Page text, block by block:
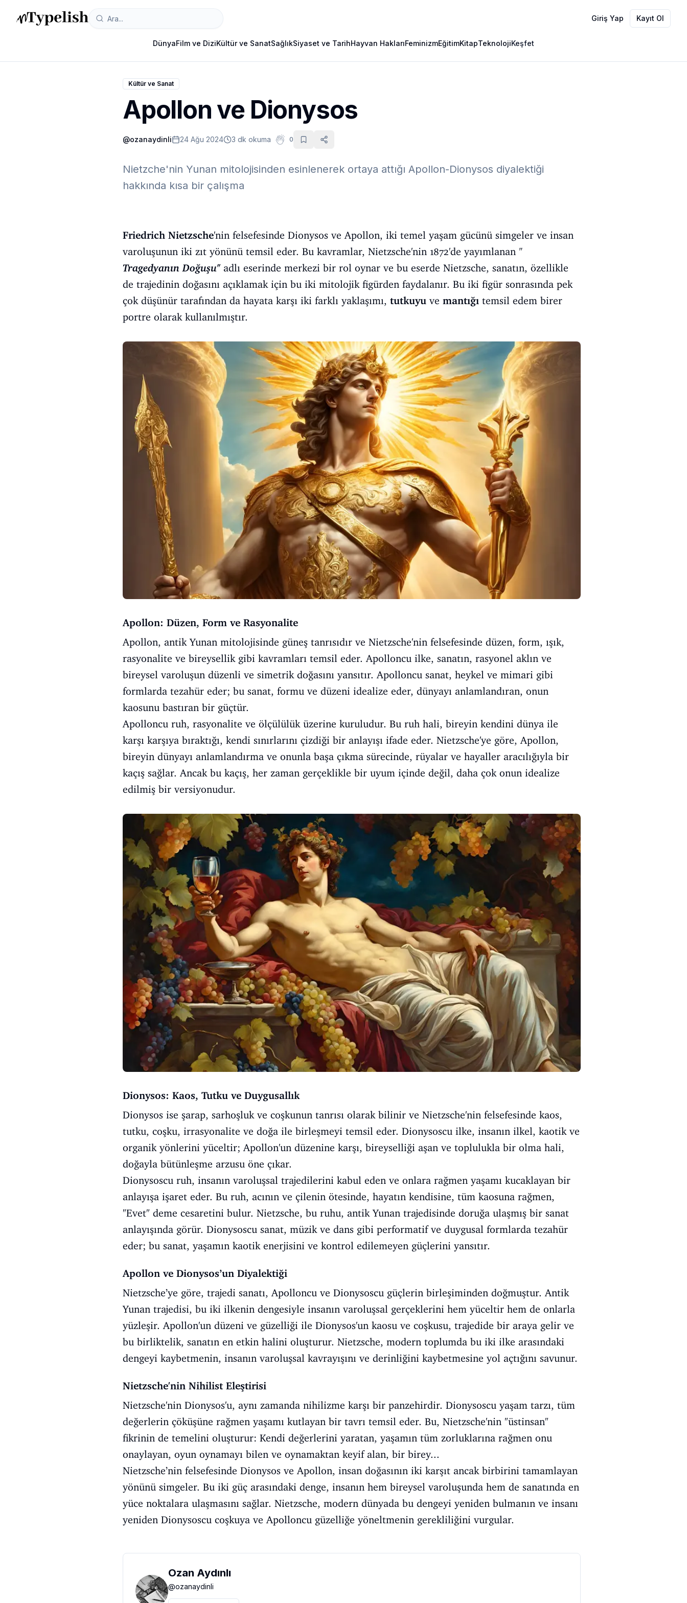
Giriş Yap Kayıt Ol
DünyaFilm ve DiziKültür ve SanatSağlıkSiyaset ve TarihHayvan HaklarıFeminizmEğitimKitapTeknolojiKeşfet
Kültür ve Sanat
Apollon ve Dionysos
@ozanaydinli 24 Ağu 2024 3 dk okuma 0
Nietzche'nin Yunan mitolojisinden esinlenerek ortaya attığı Apollon-Dionysos diyalektiği
hakkında kısa bir çalışma
Friedrich Nietzsche'nin felsefesinde Dionysos ve Apollon, iki temel yaşam gücünü simgeler ve insan
varoluşunun iki zıt yönünü temsil eder. Bu kavramlar, Nietzsche'nin 1872'de yayımlanan "
Tragedyanın Doğuşu"adlı eserinde merkezi bir rol oynar ve bu eserde Nietzsche, sanatın, özellikle
de trajedinin doğasını açıklamak için bu iki mitolojik figürden faydalanır. Bu iki figür sonrasında pek
çok düşünür tarafından da hayata karşı iki farklı yaklaşımı, tutkuyu ve mantığı temsil edem birer
portre olarak kullanılmıştır.
Apollon: Düzen, Form ve Rasyonalite
Apollon, antik Yunan mitolojisinde güneş tanrısıdır ve Nietzsche'nin felsefesinde düzen, form, ışık,
rasyonalite ve bireysellik gibi kavramları temsil eder. Apolloncu ilke, sanatın, rasyonel aklın ve
bireysel varoluşun düzenli ve simetrik doğasını yansıtır. Apolloncu sanat, heykel ve mimari gibi
formlarda tezahür eder; bu sanat, formu ve düzeni idealize eder, dünyayı anlamlandıran, onun
kaosunu bastıran bir güçtür.
Apolloncu ruh, rasyonalite ve ölçülülük üzerine kuruludur. Bu ruh hali, bireyin kendini dünya ile
karşı karşıya bıraktığı, kendi sınırlarını çizdiği bir anlayışı ifade eder. Nietzsche'ye göre, Apollon,
bireyin dünyayı anlamlandırma ve onunla başa çıkma sürecinde, rüyalar ve hayaller aracılığıyla bir
kaçış sağlar. Ancak bu kaçış, her zaman gerçeklikle bir uyum içinde değil, daha çok onun idealize
edilmiş bir versiyonudur.
Dionysos: Kaos, Tutku ve Duygusallık
Dionysos ise şarap, sarhoşluk ve coşkunun tanrısı olarak bilinir ve Nietzsche'nin felsefesinde kaos,
tutku, coşku, irrasyonalite ve doğa ile birleşmeyi temsil eder. Dionysoscu ilke, insanın ilkel, kaotik ve
organik yönlerini yüceltir; Apollon'un düzenine karşı, bireyselliği aşan ve toplulukla bir olma hali,
doğayla bütünleşme arzusu öne çıkar.
Dionysoscu ruh, insanın varoluşsal trajedilerini kabul eden ve onlara rağmen yaşamı kucaklayan bir
anlayışa işaret eder. Bu ruh, acının ve çilenin ötesinde, hayatın kendisine, tüm kaosuna rağmen,
"Evet" deme cesaretini bulur. Nietzsche, bu ruhu, antik Yunan trajedisinde doruğa ulaşmış bir sanat
anlayışında görür. Dionysoscu sanat, müzik ve dans gibi performatif ve duygusal formlarda tezahür
eder; bu sanat, yaşamın kaotik enerjisini ve kontrol edilemeyen güçlerini yansıtır.
Apollon ve Dionysos’un Diyalektiği
Nietzsche’ye göre, trajedi sanatı, Apolloncu ve Dionysoscu güçlerin birleşiminden doğmuştur. Antik
Yunan trajedisi, bu iki ilkenin dengesiyle insanın varoluşsal gerçeklerini hem yüceltir hem de onlarla
yüzleşir. Apollon'un düzeni ve güzelliği ile Dionysos'un kaosu ve coşkusu, trajedide bir araya gelir ve
bu birliktelik, sanatın en etkin halini oluşturur. Nietzsche, modern toplumda bu iki ilke arasındaki
dengeyi kaybetmenin, insanın varoluşsal kavrayışını ve derinliğini kaybetmesine yol açtığını savunur.
Nietzsche'nin Nihilist Eleştirisi
Nietzsche'nin Dionysos'u, aynı zamanda nihilizme karşı bir panzehirdir. Dionysoscu yaşam tarzı, tüm
değerlerin çöküşüne rağmen yaşamı kutlayan bir tavrı temsil eder. Bu, Nietzsche'nin "üstinsan"
fikrinin de temelini oluşturur: Kendi değerlerini yaratan, yaşamın tüm zorluklarına rağmen onu
onaylayan, oyun oynamayı bilen ve oynamaktan keyif alan, bir birey...
Nietzsche’nin felsefesinde Dionysos ve Apollon, insan doğasının iki karşıt ancak birbirini tamamlayan
yönünü simgeler. Bu iki güç arasındaki denge, insanın hem bireysel varoluşunda hem de sanatında en
yüce noktalara ulaşmasını sağlar. Nietzsche, modern dünyada bu dengeyi yeniden bulmanın ve insanı
yeniden Dionysoscu coşkuya ve Apolloncu güzelliğe yöneltmenin gerekliliğini vurgular.
Ozan Aydınlı
@ozanaydinli